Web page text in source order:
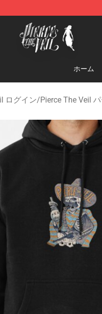
Official Pierce The Veil
ホーム
ログイン/Pierce The Veil